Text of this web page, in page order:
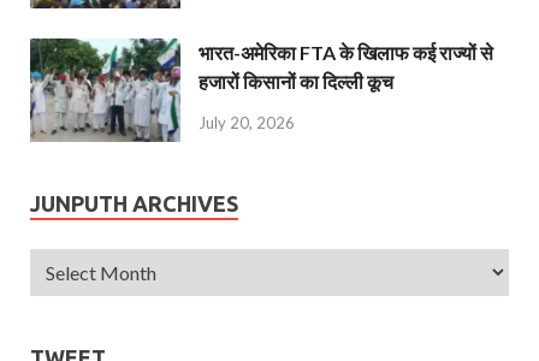
भारत-अमेरिका FTA के खिलाफ कई राज्यों से
हजारों किसानों का दिल्ली कूच
July 20, 2026
JUNPUTH ARCHIVES